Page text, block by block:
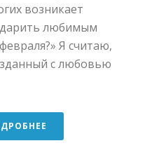
возникает
любимым
Я считаю,
с любовью